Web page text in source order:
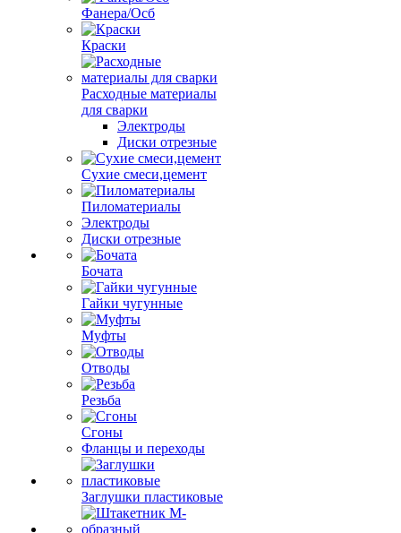
Фанера/Осб
Краски
Расходные материалы
для сварки
Электроды
Диски отрезные
Сухие смеси,цемент
Пиломатериалы
Электроды
Диски отрезные
Бочата
Гайки чугунные
Муфты
Отводы
Резьба
Сгоны
Фланцы и переходы
Заглушки пластиковые